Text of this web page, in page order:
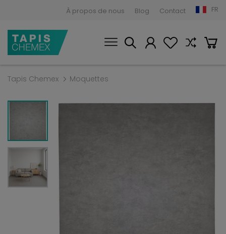
À propos de nous Blog Contact FR
Tapis Chemex Moquettes